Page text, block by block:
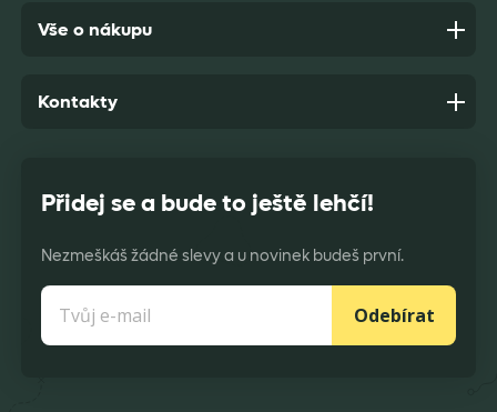
Vše o nákupu
Přidej se a bude to ještě lehčí!
Nezmeškáš žádné slevy a u novinek budeš první.
Odebírat
Kontakty